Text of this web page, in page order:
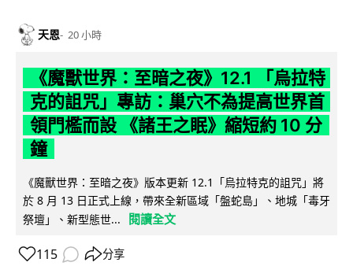
天恩 20 小時
《魔獸世界：至暗之夜》12.1 「烏拉特
克的詛咒」專訪：巢穴不為提高世界首
領門檻而設 《諸王之眠》縮短約 10 分
鐘
《魔獸世界：至暗之夜》版本更新 12.1「烏拉特克的詛咒」將
於 8 月 13 日正式上線，帶來全新區域「盤蛇島」、地城「毒牙
祭壇」、新型態世...
閱讀全文
115 分享